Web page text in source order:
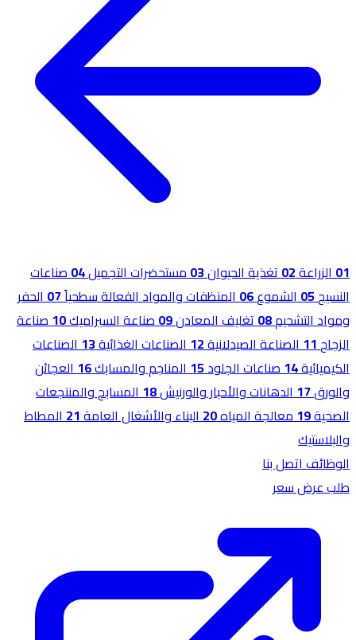
01الزراعة02تغذية الحيوان03مستحضرات التجميل04صناعات
النسيج05الشموع06المنظفات والمواد الفعالة سطحياً07الحفر
ومواد التشحيم08تغليف المعادن09صناعة السيراميك10صناعة
الزجاج11الصناعة الصيدلانية12الصناعات الغذائية13الصناعات
الكيميائية14صناعات الجلود15المناجم والمسابك16العجائن
والورق17الدهانات والأحبار والورنيش18المسابح والمنتجعات
الصحية19معالجة المياه20البناء والأشغال العامة21المطاط
والبلاستيك
الوظائفاتصل بنا
طلب عرض سعر